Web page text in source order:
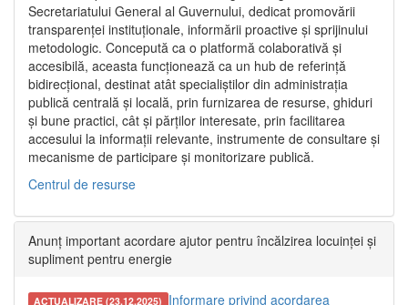
Secretariatului General al Guvernului, dedicat promovării
transparenței instituționale, informării proactive și sprijinului
metodologic. Concepută ca o platformă colaborativă și
accesibilă, aceasta funcționează ca un hub de referință
bidirecțional, destinat atât specialiștilor din administrația
publică centrală și locală, prin furnizarea de resurse, ghiduri
și bune practici, cât și părților interesate, prin facilitarea
accesului la informații relevante, instrumente de consultare și
mecanisme de participare și monitorizare publică.
Centrul de resurse
Anunț important acordare ajutor pentru încălzirea locuinței și
supliment pentru energie
ACTUALIZARE (23.12.2025) Informare privind acordarea